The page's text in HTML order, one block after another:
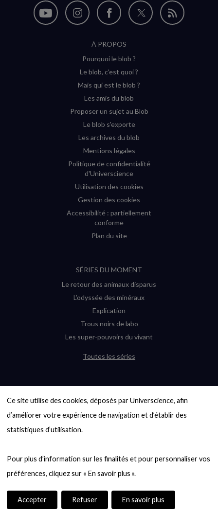
Ce site utilise des cookies, déposés par Universcience, afin
d’améliorer votre expérience de navigation et d’établir des
statistiques d’utilisation.
Pour plus d’information sur les finalités et pour personnaliser vos
Accepter Refuser En savoir plus
Nous
Nous
Instagram
(nouvelle
Nous
sur
Facebook
(nouvelle
Nous
Flux
À PROPOS
Pourquoi le blob ?
Le blob, c'est quoi ?
Mais qui est le blob ?
Les amis du blob
Proposer un sujet au Blob
Le blob s'exporte
Les archives du blob
Mentions légales
Politique de confidentialité
d'Universcience
Utilisation des cookies
Gestion des cookies
Accessibilité : partiellement
conforme
Plan du site
SÉRIES DU MOMENT
Le retour des animaux disparus
L’odyssée des minéraux
Explication
Trous noirs de labo
Les super-pouvoirs du vivant
Toutes les séries
6000 exoplanètes, et pas de « Terre »
en vue ?
Quel avenir pour les cryptos ?
Entre mathématiques et politique : la
quête d’un vote équitable
casse-tête